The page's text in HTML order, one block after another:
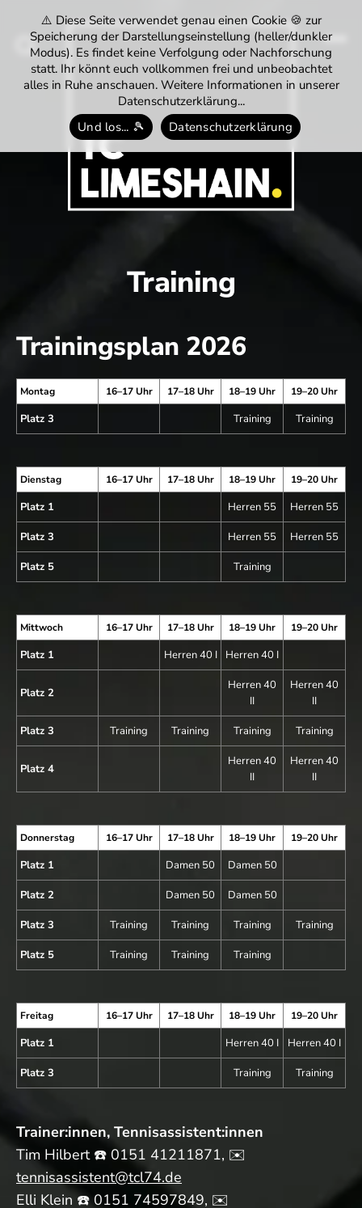
e.V.
Training
Trainingsplan 2026
Montag 16–17 Uhr 17–18 Uhr 18–19 Uhr 19–20 Uhr
Platz 3 Training Training
Dienstag 16–17 Uhr 17–18 Uhr 18–19 Uhr 19–20 Uhr
Platz 1 Herren 55 Herren 55
Platz 3 Herren 55 Herren 55
Platz 5 Training
Mittwoch 16–17 Uhr 17–18 Uhr 18–19 Uhr 19–20 Uhr
Platz 1 Herren 40 I Herren 40 I
Platz 2
Herren 40
II
Herren 40
II
Platz 3 Training Training Training Training
Platz 4
Herren 40
II
Herren 40
II
Donnerstag 16–17 Uhr 17–18 Uhr 18–19 Uhr 19–20 Uhr
Platz 1 Damen 50 Damen 50
Platz 2 Damen 50 Damen 50
Platz 3 Training Training Training Training
Platz 5 Training Training Training
Freitag 16–17 Uhr 17–18 Uhr 18–19 Uhr 19–20 Uhr
Platz 1 Herren 40 I Herren 40 I
Platz 3 Training Training
Trainer:innen, Tennisassistent:innen
Tim Hilbert ☎️ 0151 41211871‬, ✉️
tennisassistent@tcl74.de
Elli Klein ☎️ ‭0151 74597849‬, ✉️
⚠️ Diese Seite verwendet genau einen Cookie 🍪 zur
Speicherung der Darstellungseinstellung (heller/dunkler
Modus). Es findet keine Verfolgung oder Nachforschung
statt. Ihr könnt euch vollkommen frei und unbeobachtet
alles in Ruhe anschauen. Weitere Informationen in unserer
Datenschutzerklärung...
Und los... 🎾
Datenschutzerklärung